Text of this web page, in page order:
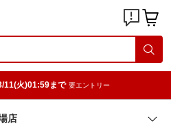
11(火)01:59まで 要エントリー
店